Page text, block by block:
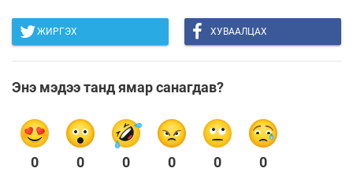
ЖИРГЭХ ХУВААЛЦАХ
Энэ мэдээ танд ямар санагдав?
0 0 0 0 0 0